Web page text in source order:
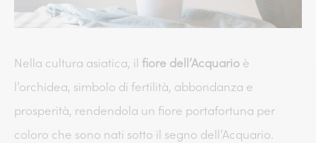
Nella cultura asiatica, il fiore dell’Acquario è
l’orchidea, simbolo di fertilità, abbondanza e
prosperità, rendendola un fiore portafortuna per
coloro che sono nati sotto il segno dell’Acquario.